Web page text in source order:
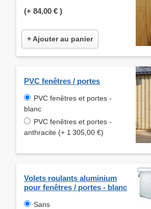
(+ 84,00 € )
+ Ajouter au panier
PVC fenêtres / portes
PVC fenêtres et portes -
blanc
PVC fenêtres et portes -
anthracite (+ 1 305,00 €)
Volets roulants aluminium
pour fenêtres / portes - blanc
Sans